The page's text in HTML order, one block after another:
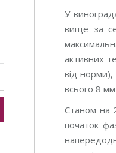
У
вище за
активних
від норми),
всього 8
Станом на
початок